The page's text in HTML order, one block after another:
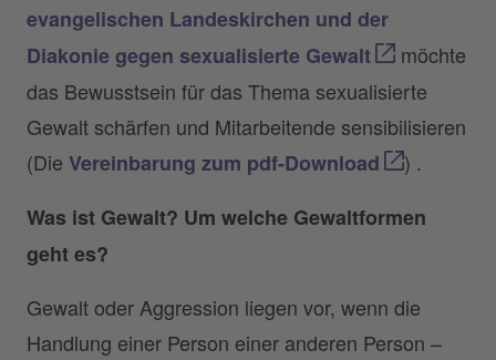
evangelischen Landeskirchen und der
Diakonie gegen sexualisierte Gewalt
möchte
das Bewusstsein für das Thema sexualisierte
Gewalt schärfen und Mit­arbeitende sensibilisieren
(Die Vereinbarung zum pdf-Download
) .
Was ist Gewalt? Um welche Gewaltformen
geht es?
Gewalt oder Aggression liegen vor, wenn die
Handlung einer Person einer anderen Person –